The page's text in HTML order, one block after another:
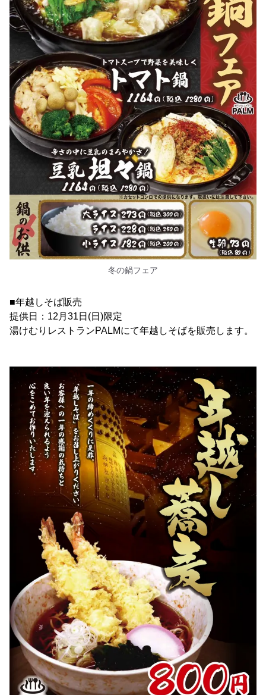
冬の鍋フェア
■年越しそば販売
提供日：12月31日(日)限定
湯けむりレストランPALMにて年越しそばを販売します。